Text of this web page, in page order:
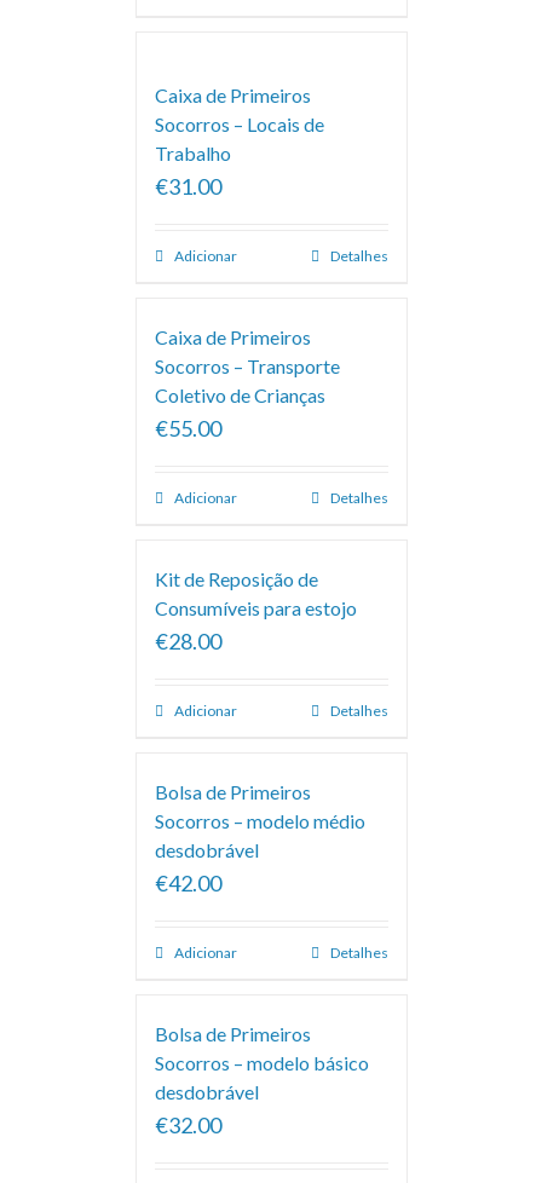
Caixa de Primeiros
Socorros – Locais de
Trabalho
€31.00
Adicionar Detalhes
Caixa de Primeiros
Socorros – Transporte
Coletivo de Crianças
€55.00
Adicionar Detalhes
Kit de Reposição de
Consumíveis para estojo
€28.00
Adicionar Detalhes
Bolsa de Primeiros
Socorros – modelo médio
desdobrável
€42.00
Adicionar Detalhes
Bolsa de Primeiros
Socorros – modelo básico
desdobrável
€32.00